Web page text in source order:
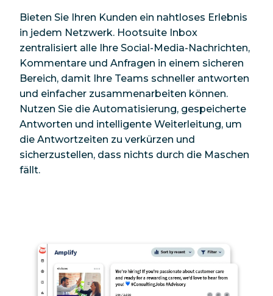
Bieten Sie Ihren Kunden ein nahtloses Erlebnis
in jedem Netzwerk. Hootsuite Inbox
zentralisiert alle Ihre Social-Media-Nachrichten,
Kommentare und Anfragen in einem sicheren
Bereich, damit Ihre Teams schneller antworten
und einfacher zusammenarbeiten können.
Nutzen Sie die Automatisierung, gespeicherte
Antworten und intelligente Weiterleitung, um
die Antwortzeiten zu verkürzen und
sicherzustellen, dass nichts durch die Maschen
fällt.